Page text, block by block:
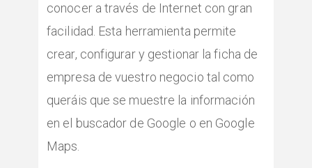
conocer a través de Internet con gran
facilidad. Esta herramienta permite
crear, configurar y gestionar la ficha de
empresa de vuestro negocio tal como
queráis que se muestre la información
en el buscador de Google o en Google
Maps.